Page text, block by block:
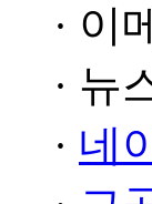
· 이
· 뉴
· 네